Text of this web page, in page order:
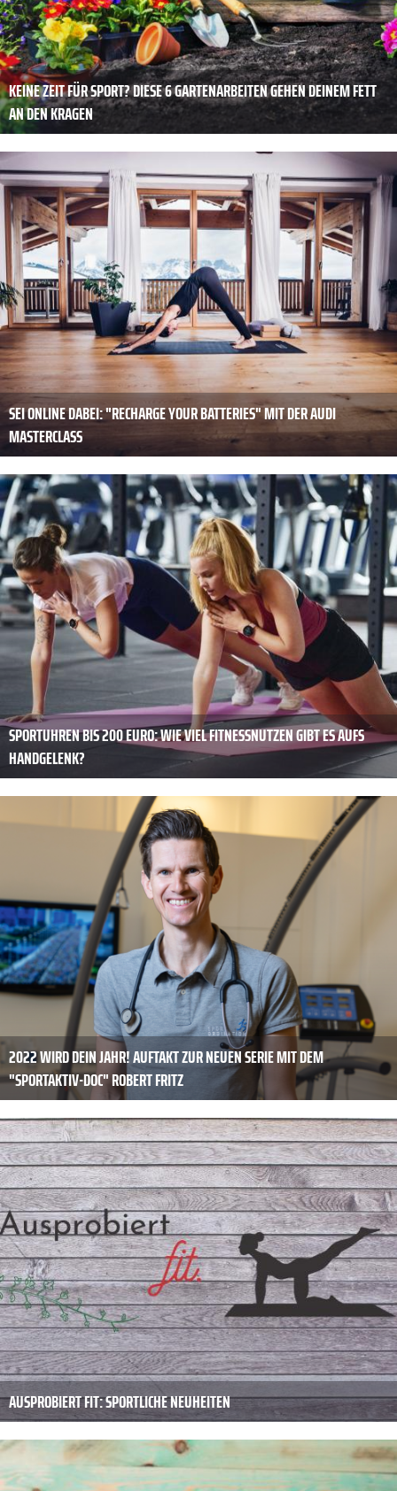
KEINE ZEIT FÜR SPORT? DIESE 6 GARTENARBEITEN GEHEN DEINEM FETT
AN DEN KRAGEN
SEI ONLINE DABEI: "RECHARGE YOUR BATTERIES" MIT DER AUDI
MASTERCLASS
SPORTUHREN BIS 200 EURO: WIE VIEL FITNESSNUTZEN GIBT ES AUFS
HANDGELENK?
2022 WIRD DEIN JAHR! AUFTAKT ZUR NEUEN SERIE MIT DEM
"SPORTAKTIV-DOC" ROBERT FRITZ
AUSPROBIERT FIT: SPORTLICHE NEUHEITEN